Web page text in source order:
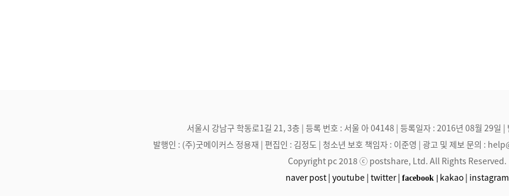
서울시 강남구 학동로1길 21, 3층 | 등록 번호 : 서울 아 04148 | 등록일자 : 2016년 08월 29일
발행인 : (주)굿메이커스 정용재 | 편집인 : 김정도 | 청소년 보호 책임자 : 이준영 | 광고 및 제보 문의 :
Copyright pc 2018 ⓒ postshare, Ltd. All Rights Reserved.
naver post | youtube | twitter | facebook | kakao | instagram